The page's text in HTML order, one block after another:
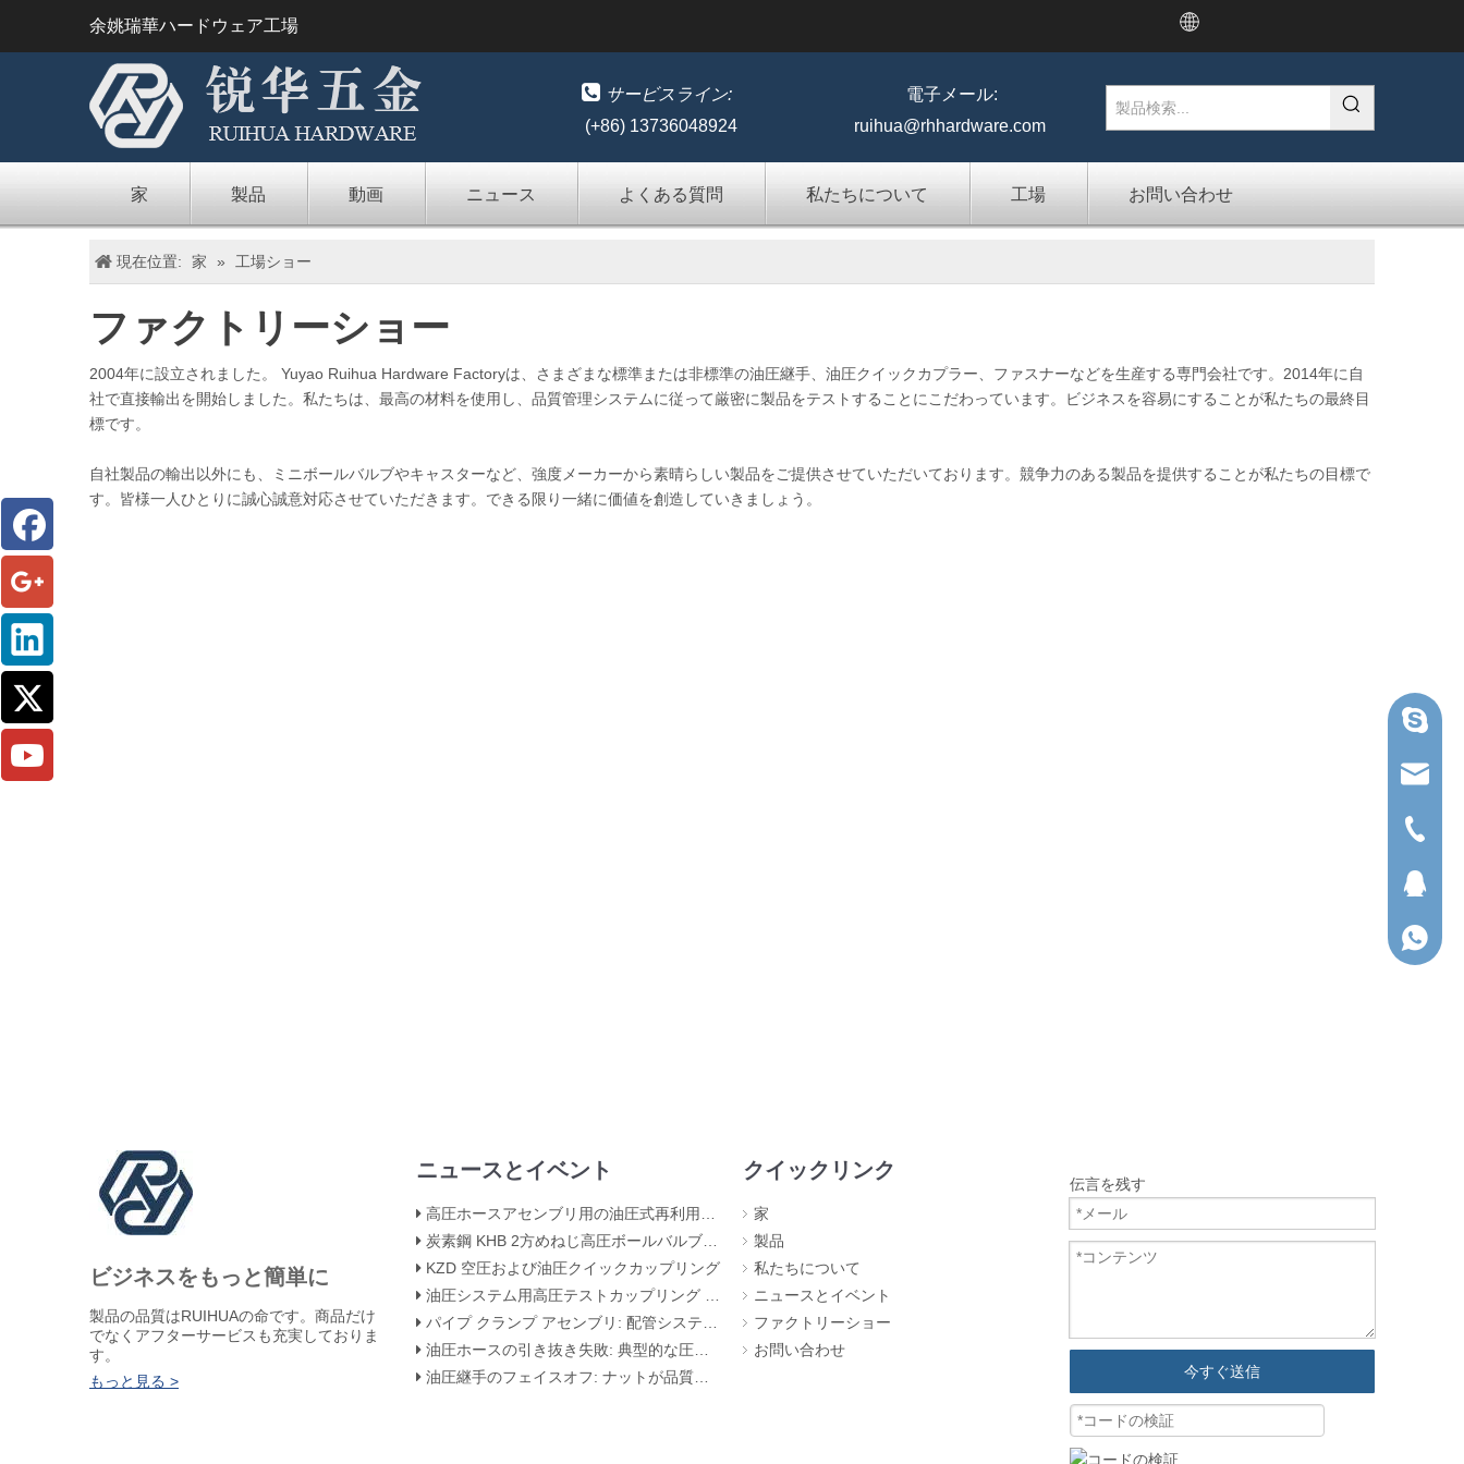
余姚瑞華ハードウェア工場
 サービスライン:
(+86) 13736048924
電子メール:
ruihua@rhhardware.com
家 製品 動画 ニュース よくある質問 私たちについて 工場 お問い合わせ
現在位置: 家 » 工場ショー
ファクトリーショー
2004年に設立されました。 Yuyao Ruihua Hardware Factoryは、さまざまな標準または非標準の油圧継手、油圧クイックカプラー、ファスナーなどを生産する専門会社です。2014年に自
社で直接輸出を開始しました。私たちは、最高の材料を使用し、品質管理システムに従って厳密に製品をテストすることにこだわっています。ビジネスを容易にすることが私たちの最終目
標です。
自社製品の輸出以外にも、ミニボールバルブやキャスターなど、強度メーカーから素晴らしい製品をご提供させていただいております。競争力のある製品を提供することが私たちの目標で
す。皆様一人ひとりに誠心誠意対応させていただきます。できる限り一緒に価値を創造していきましょう。
ビジネスをもっと簡単に
製品の品質はRUIHUAの命です。商品だけ
でなくアフターサービスも充実しておりま
す。
もっと見る >
ニュースとイベント
高圧ホースアセンブリ用の油圧式再利用可能な継手
炭素鋼 KHB 2方めねじ高圧ボールバルブ – KHB-G3/4
KZD 空圧および油圧クイックカップリング
油圧システム用高圧テストカップリング 630 Bar
パイプ クランプ アセンブリ: 配管システムの縁の下の力持ち
油圧ホースの引き抜き失敗: 典型的な圧着ミス (視覚的証拠あり)
油圧継手のフェイスオフ: ナットが品質を明らかにする
クイックリンク
家
製品
私たちについて
ニュースとイベント
ファクトリーショー
お問い合わせ
伝言を残す
今すぐ送信
スカイプ
電話番号
QQ
ワッツ